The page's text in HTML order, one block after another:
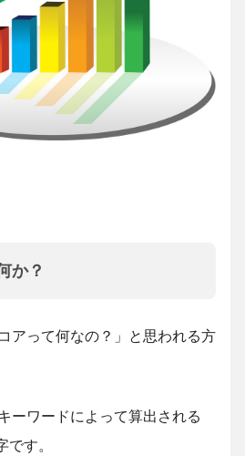
か？
アって何なの？」と思われる方
ーワードによって算出される
す。